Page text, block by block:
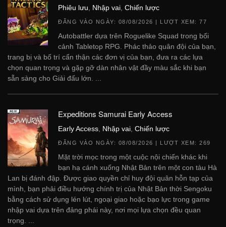
Phiêu lưu Nhập vai Chiến lược
ĐĂNG VÀO NGÀY: 08/08/2026 | LƯỢT XEM: 77
Autobattler dựa trên Roguelike Squad trong bối
cảnh Tabletop RPG. Phác thảo quân đội của bạn,
trang bị và bố trí cẩn thận các đơn vị của bạn, đưa ra các lựa
chọn quan trọng và gặp gỡ dàn nhân vật đầy màu sắc khi bạn
sẵn sàng cho Giải đấu lớn. ...
Expeditions Samurai Early Access
Early Access Nhập vai Chiến lược
ĐĂNG VÀO NGÀY: 08/08/2026 | LƯỢT XEM: 269
Mặt trời mọc trong một cuộc nội chiến khác khi
bạn hạ cánh xuống Nhật Bản trên một con tàu Hà
Lan bị đánh đập. Được giao quyền chỉ huy đội quân hỗn tạp của
mình, bạn phải điều hướng chính trị của Nhật Bản thời Sengoku
bằng cách sử dụng lén lút, ngoại giao hoặc bạo lực trong game
nhập vai dựa trên đảng phái này, nơi mọi lựa chọn đều quan
trọng. ...